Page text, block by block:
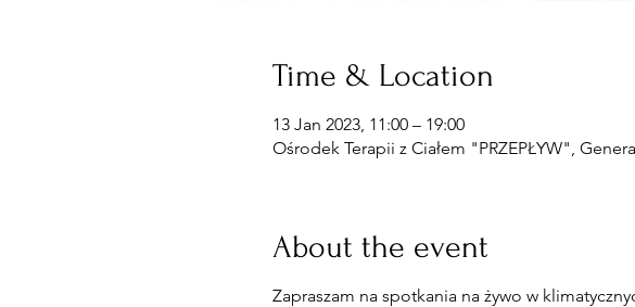
Time & Location
13 Jan 2023, 11:00 – 19:00
Ośrodek Terapii z Ciałem "PRZEPŁYW",
About the event
Zapraszam na spotkania na żywo w